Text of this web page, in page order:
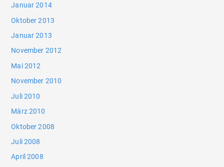
Januar 2014
Oktober 2013
Januar 2013
November 2012
Mai 2012
November 2010
Juli 2010
März 2010
Oktober 2008
Juli 2008
April 2008